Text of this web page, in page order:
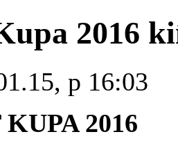
2016
p 16:03
2016